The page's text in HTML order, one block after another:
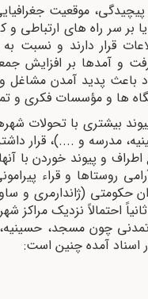
موقعیت
سر راه های ارتباطی و
قرار دارند و نسبت
و آمدها بر افزایش
باعث پدید آمدن مشاغل
ها و مؤسسات فکری و
بیشتری با تحولات
مدرسه و ....)، قرار
و پیوند خوردن با
روستاها و قراء
حکومتی (ژاندارمری و
احتمالاً نزدیک مراکز
و تمدنی چون مسجد،
اسناد آمده چنین است: